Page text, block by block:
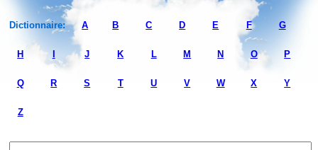
Dictionnaire: A B C D E F G
H J K L M N O P
Q R S T U V W X Y
Z